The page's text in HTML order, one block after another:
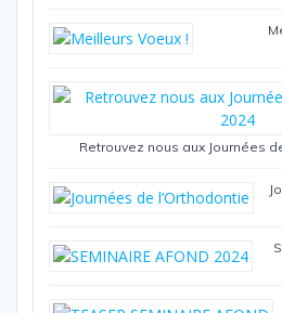
Retrouvez nous aux Journées